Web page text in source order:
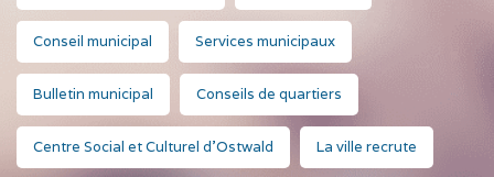
Conseil municipal Services municipaux
Bulletin municipal Conseils de quartiers
Centre Social et Culturel d'Ostwald La ville recrute